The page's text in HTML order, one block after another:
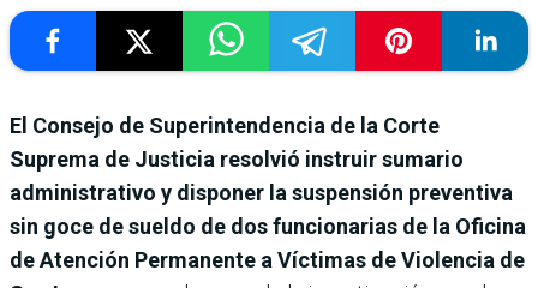
El Consejo de Superintendencia de la Corte
Suprema de Justicia resolvió instruir sumario
administrativo y disponer la suspensión preventiva
sin goce de sueldo de dos funcionarias de la Oficina
de Atención Permanente a Víctimas de Violencia de